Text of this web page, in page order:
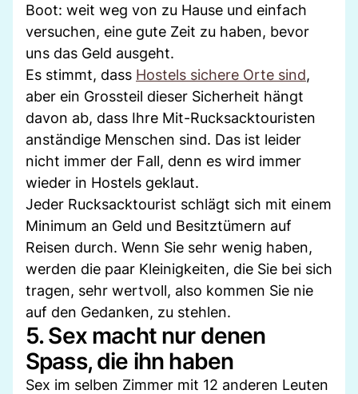
Boot: weit weg von zu Hause und einfach
versuchen, eine gute Zeit zu haben, bevor
uns das Geld ausgeht.
Es stimmt, dass Hostels sichere Orte sind,
aber ein Grossteil dieser Sicherheit hängt
davon ab, dass Ihre Mit-Rucksacktouristen
anständige Menschen sind. Das ist leider
nicht immer der Fall, denn es wird immer
wieder in Hostels geklaut.
Jeder Rucksacktourist schlägt sich mit einem
Minimum an Geld und Besitztümern auf
Reisen durch. Wenn Sie sehr wenig haben,
werden die paar Kleinigkeiten, die Sie bei sich
tragen, sehr wertvoll, also kommen Sie nie
auf den Gedanken, zu stehlen.
5. Sex macht nur denen
Spass, die ihn haben
Sex im selben Zimmer mit 12 anderen Leuten